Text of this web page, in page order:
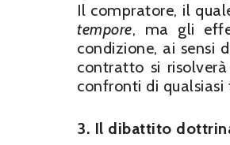
Il compratore, il
tempore, ma gli
condizione, ai sensi
contratto si
confronti di qualsiasi
3. Il dibattito